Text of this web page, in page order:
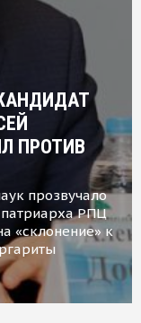
ПРОТИВ
прозвучало
РПЦ
«склонение» к